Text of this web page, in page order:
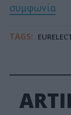
συμφωνία
TAGS: